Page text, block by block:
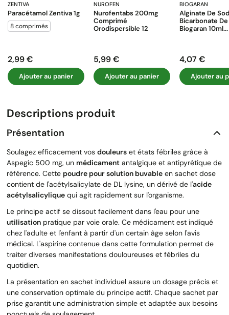
ZENTIVA
Paracétamol Zentiva 1g
8 comprimés
Prix
2,99 €
Ajouter au panier
NUROFEN
Nurofentabs 200mg
Comprimé
Orodispersible 12
Prix
5,99 €
Ajouter au panier
BIOGARAN
Alginate De
Bicarbonate
Biogaran 10ml...
Prix
4,07 €
Ajouter au
Descriptions produit
Présentation
Soulagez efficacement vos douleurs et états fébriles grâce à
Aspegic 500 mg, un médicament antalgique et antipyrétique de
référence. Cette poudre pour solution buvable en sachet dose
contient de l'acétylsalicylate de DL lysine, un dérivé de l'acide
acétylsalicylique qui agit rapidement sur l'organisme.
Le principe actif se dissout facilement dans l'eau pour une
utilisation pratique par voie orale. Ce médicament est indiqué
chez l'adulte et l'enfant à partir d'un certain âge selon l'avis
médical. L'aspirine contenue dans cette formulation permet de
traiter diverses manifestations douloureuses et fébriles du
quotidien.
La présentation en sachet individuel assure un dosage précis et
une conservation optimale du principe actif. Chaque sachet par
prise garantit une administration simple et adaptée aux besoins